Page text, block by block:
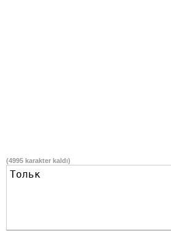
(4995 karakter kaldı)